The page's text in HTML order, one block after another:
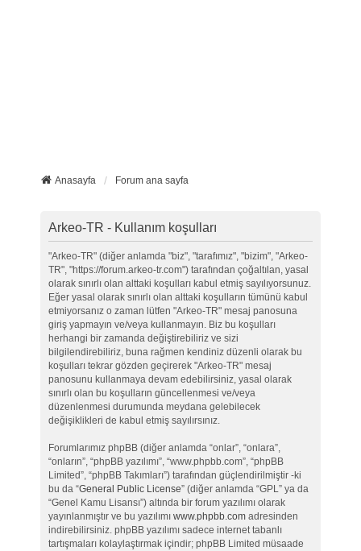
Anasayfa Forum ana sayfa
Arkeo-TR - Kullanım koşulları
"Arkeo-TR" (diğer anlamda "biz", "tarafımız", "bizim", "Arkeo-
TR", "https://forum.arkeo-tr.com") tarafından çoğaltılan, yasal
olarak sınırlı olan alttaki koşulları kabul etmiş sayılıyorsunuz.
Eğer yasal olarak sınırlı olan alttaki koşulların tümünü kabul
etmiyorsanız o zaman lütfen "Arkeo-TR" mesaj panosuna
giriş yapmayın ve/veya kullanmayın. Biz bu koşulları
herhangi bir zamanda değiştirebiliriz ve sizi
bilgilendirebiliriz, buna rağmen kendiniz düzenli olarak bu
koşulları tekrar gözden geçirerek "Arkeo-TR" mesaj
panosunu kullanmaya devam edebilirsiniz, yasal olarak
sınırlı olan bu koşulların güncellenmesi ve/veya
düzenlenmesi durumunda meydana gelebilecek
değişiklikleri de kabul etmiş sayılırsınız.
Forumlarımız phpBB (diğer anlamda “onlar”, “onlara”,
“onların”, “phpBB yazılımı”, “www.phpbb.com”, “phpBB
Limited”, “phpBB Takımları”) tarafından güçlendirilmiştir -ki
bu da “General Public License” (diğer anlamda “GPL” ya da
“Genel Kamu Lisansı”) altında bir forum yazılımı olarak
yayınlanmıştır ve bu yazılımı www.phpbb.comadresinden
indirebilirsiniz. phpBB yazılımı sadece internet tabanlı
tartışmaları kolaylaştırmak içindir; phpBB Limited müsaade